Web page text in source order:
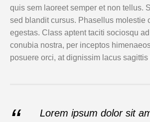
quis sem laoreet semper et non tellus.
sed blandit cursus. Phasellus molestie
egestas. Class aptent taciti sociosqu
conubia nostra, per inceptos
posuere orci, at dignissim lacus sagittis
Lorem ipsum dolor sit